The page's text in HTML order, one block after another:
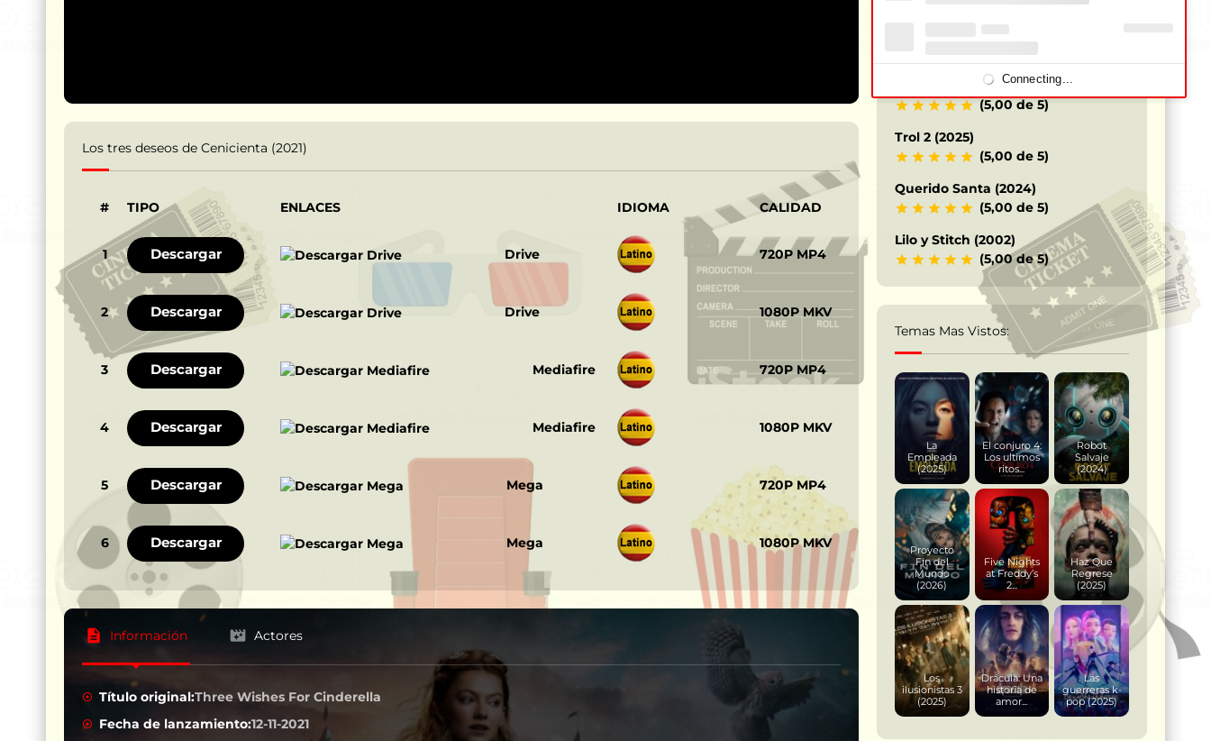
Los tres deseos de Cenicienta (2021)
# TIPO ENLACES IDIOMA CALIDAD
1 Descargar Drive ‎ ‎ ‎720P MP4
2 Descargar Drive ‎ ‎ ‎1080P MKV
3 Descargar Mediafire ‎ ‎ ‎720P MP4
4 Descargar Mediafire ‎ ‎ ‎1080P MKV
5 Descargar Mega ‎ ‎ ‎720P MP4
6 Descargar Mega ‎ ‎ ‎1080P MKV
Información Actores
Título original:Three Wishes For Cinderella
Fecha de lanzamiento:12-11-2021
Terrifier 3 – Payaso siniestro (2024)
(5,00 de 5)
Trol 2 (2025)
(5,00 de 5)
Querido Santa (2024)
(5,00 de 5)
Lilo y Stitch (2002)
(5,00 de 5)
Temas Mas Vistos:
La
Empleada
(2025)
El conjuro 4:
Los ultimos
ritos...
Robot
Salvaje
(2024)
Proyecto
Fin del
Mundo
(2026)
Five Nights
at Freddy’s
2...
Haz Que
Regrese
(2025)
Los
ilusionistas 3
(2025)
Drácula: Una
historia de
amor...
Las
guerreras k-
pop (2025)
Connecting...